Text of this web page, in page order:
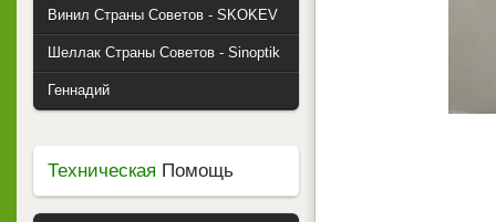
Винил Страны Советов - SKOKEV
Шеллак Страны Советов - Sinoptik
Геннадий
Техническая Помощь